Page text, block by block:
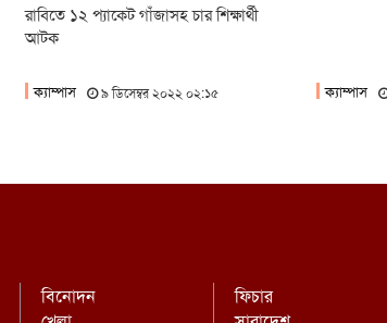
রাবিতে ১২ প্যাকেট গাঁজাসহ চার শিক্ষার্থী
আটক
ক্যাম্পাস ৯ ডিসেম্বর ২০২২ ০২:১৫ ক্যাম্পাস
বিনোদন
ফিচার